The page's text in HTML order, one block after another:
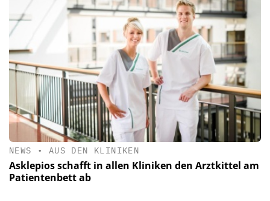
NEWS • AUS DEN KLINIKEN
Asklepios schafft in allen Kliniken den Arztkittel am
Patientenbett ab